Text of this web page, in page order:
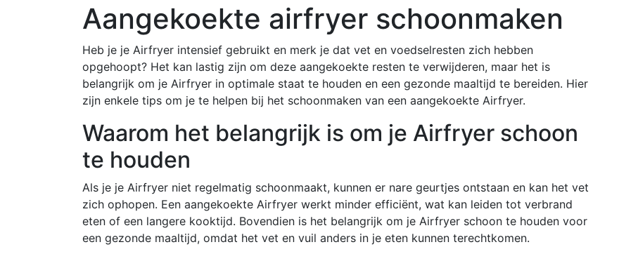
Aangekoekte airfryer schoonmaken
Heb je je Airfryer intensief gebruikt en merk je dat vet en voedselresten zich hebben
opgehoopt? Het kan lastig zijn om deze aangekoekte resten te verwijderen, maar het is
belangrijk om je Airfryer in optimale staat te houden en een gezonde maaltijd te bereiden. Hier
zijn enkele tips om je te helpen bij het schoonmaken van een aangekoekte Airfryer.
Waarom het belangrijk is om je Airfryer schoon
te houden
Als je je Airfryer niet regelmatig schoonmaakt, kunnen er nare geurtjes ontstaan en kan het vet
zich ophopen. Een aangekoekte Airfryer werkt minder efficiënt, wat kan leiden tot verbrand
eten of een langere kooktijd. Bovendien is het belangrijk om je Airfryer schoon te houden voor
een gezonde maaltijd, omdat het vet en vuil anders in je eten kunnen terechtkomen.